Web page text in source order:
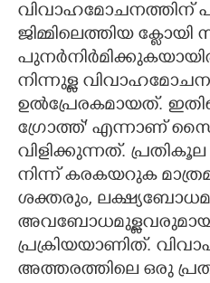
വിവാഹമോചനത്തിന്
ജിമ്മിലെത്തിയ ക്ളോയി
നിന്നുള്ള
ഉൽപ്രേരകമായത്.
ഗ്രോത്ത്' എന്നാണ്
വിളിക്കുന്നത്.
നിന്ന് കരകയറുക
ശക്തരും,
പ്രക്രിയയാണിത്.
അത്തരത്തിലെ ഒരു